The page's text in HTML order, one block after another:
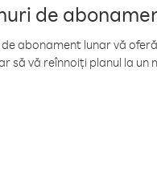
de
de abonament lunar vă
să vă reînnoiți planul la